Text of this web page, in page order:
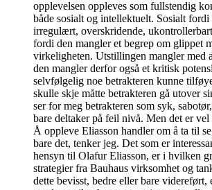
opplevelsen oppleves som fullstendig
både sosialt og intellektuelt. Sosialt fordi
irregulært, overskridende,
fordi den mangler et begrep om glippet
virkeligheten. Utstillingen mangler med
den mangler derfor også et kritisk
selvfølgelig noe betrakteren kunne
skulle skje måtte betrakteren gå utover
ser for meg betrakteren som syk,
bare deltaker på feil nivå. Men det er
Å oppleve Eliasson handler om å ta til
bare det, tenker jeg. Det som er
hensyn til Olafur Eliasson, er i hvilken
strategier fra Bauhaus virksomhet og
dette bevisst, bedre eller bare